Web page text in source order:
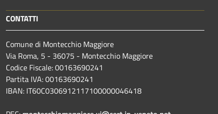
CONTATTI
Comune di Montecchio Maggiore
Via Roma, 5 - 36075 - Montecchio Maggiore
Codice Fiscale: 00163690241
Partita IVA: 00163690241
IBAN: IT60C0306912117100000046418